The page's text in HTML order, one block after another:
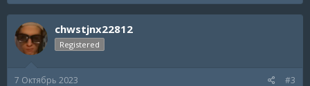
a
c
t
i
o
:
chwstjnx22812
Registered
7 Октябрь 2023 #3